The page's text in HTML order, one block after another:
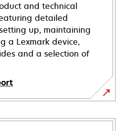
and technical
detailed
up, maintaining
a Lexmark device,
and a selection of